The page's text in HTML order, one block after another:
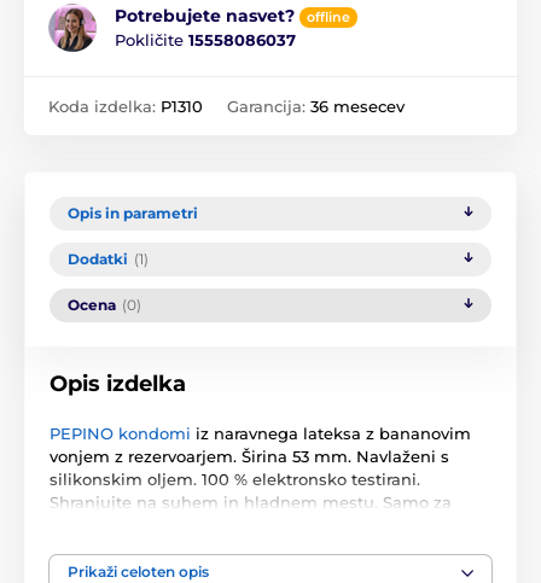
Potrebujete nasvet? offline
Pokličite 15558086037
Koda izdelka: P1310 Garancija: 36 mesecev
Opis in parametri
Dodatki (1)
Ocena (0)
Opis izdelka
PEPINO kondomi iz naravnega lateksa z bananovim
vonjem z rezervoarjem. Širina 53 mm. Navlaženi s
silikonskim oljem. 100 % elektronsko testirani.
Shranjujte na suhem in hladnem mestu. Samo za
3 kos v škatlici.
Prikaži celoten opis